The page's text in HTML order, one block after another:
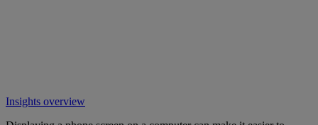
Insights overview